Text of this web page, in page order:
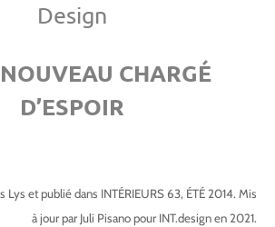
Design
CHARGÉ
D’ESPOIR
Lys et publié dans INTÉRIEURS 63, ÉTÉ 2014. Mis
à jour par Juli Pisano pour INT.design en 2021.